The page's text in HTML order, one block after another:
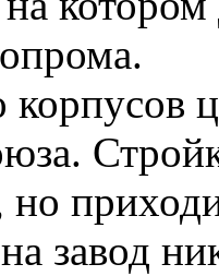
корпусов
но
завод